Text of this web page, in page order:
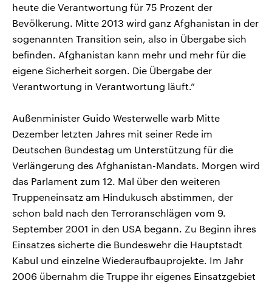
heute die Verantwortung für 75 Prozent der
Bevölkerung. Mitte 2013 wird ganz Afghanistan in der
sogenannten Transition sein, also in Übergabe sich
befinden. Afghanistan kann mehr und mehr für die
eigene Sicherheit sorgen. Die Übergabe der
Verantwortung in Verantwortung läuft.“
Außenminister Guido Westerwelle warb Mitte
Dezember letzten Jahres mit seiner Rede im
Deutschen Bundestag um Unterstützung für die
Verlängerung des Afghanistan-Mandats. Morgen wird
das Parlament zum 12. Mal über den weiteren
Truppeneinsatz am Hindukusch abstimmen, der
schon bald nach den Terroranschlägen vom 9.
September 2001 in den USA begann. Zu Beginn ihres
Einsatzes sicherte die Bundeswehr die Hauptstadt
Kabul und einzelne Wiederaufbauprojekte. Im Jahr
2006 übernahm die Truppe ihr eigenes Einsatzgebiet